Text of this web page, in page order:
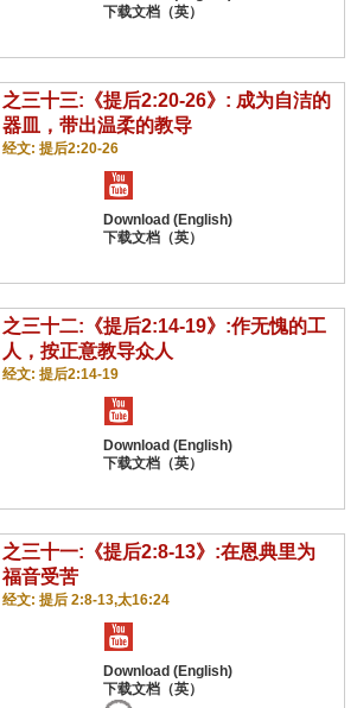
之三十三:《提后2:20-26》: 成为自洁的
器皿，带出温柔的教导
经文: 提后2:20-26
之三十二:《提后2:14-19》:作无愧的工
人，按正意教导众人
经文: 提后2:14-19
之三十一:《提后2:8-13》:在恩典里为
福音受苦
经文: 提后 2:8-13,太16:24